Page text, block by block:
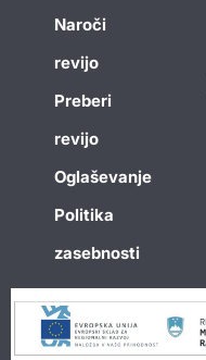
Naroči
revijo
Preberi
revijo
Oglaševanje
Politika
zasebnosti